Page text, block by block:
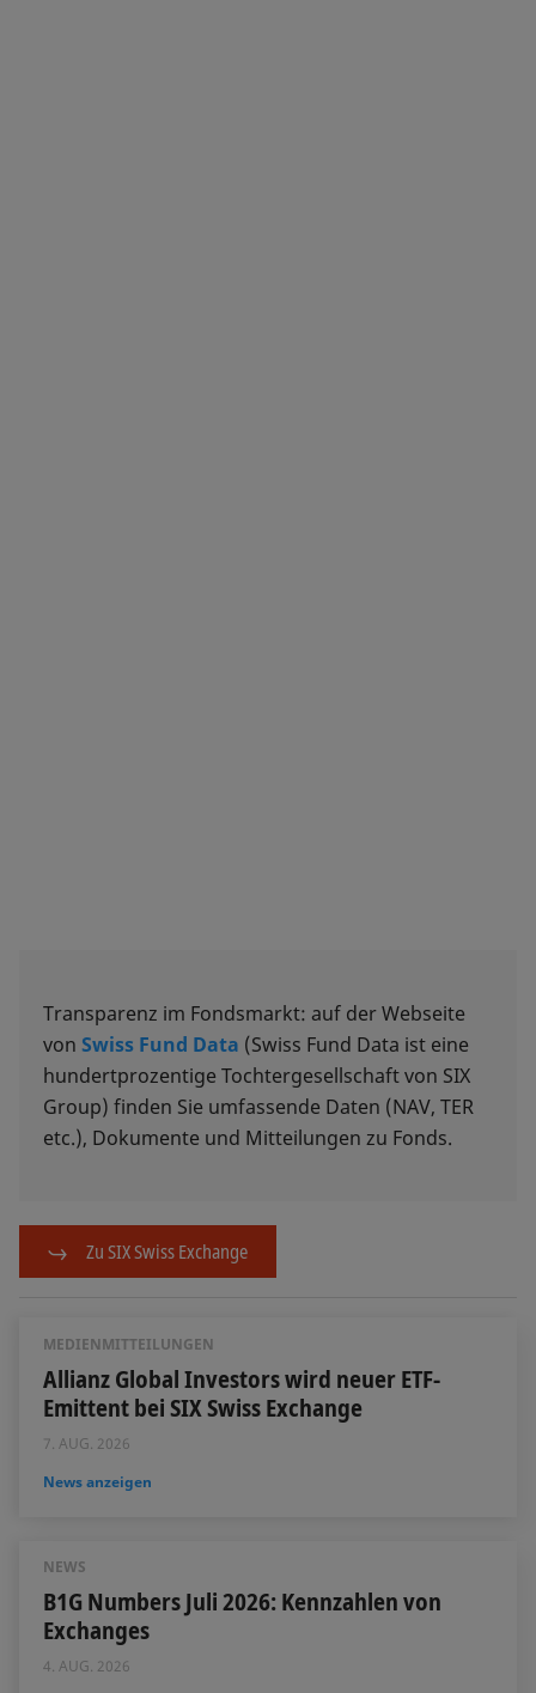
Transparenz im Fondsmarkt: auf der Webseite
von Swiss Fund Data (Swiss Fund Data ist eine
hundertprozentige Tochtergesellschaft von SIX
Group) finden Sie umfassende Daten (NAV, TER
etc.), Dokumente und Mitteilungen zu Fonds.
Zu SIX Swiss Exchange
MEDIENMITTEILUNGEN
Allianz Global Investors wird neuer ETF-
Emittent bei SIX Swiss Exchange
7. AUG. 2026
News anzeigen
NEWS
B1G Numbers Juli 2026: Kennzahlen von
Exchanges
4. AUG. 2026